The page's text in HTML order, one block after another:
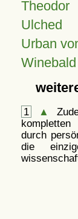
Theodor
Ulched
Urban
Winebald
1 ▲
kompletten
durch
die